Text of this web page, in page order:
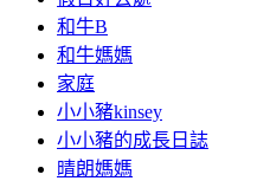
和牛B
和牛媽媽
家庭
小小豬kinsey
小小豬的成長日誌
晴朗媽媽